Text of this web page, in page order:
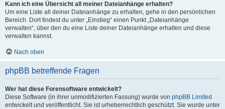
Kann ich eine Übersicht all meiner Dateianhänge erhalten?
Um eine Liste all deiner Dateianhänge zu erhalten, gehe in den persönlichen
Bereich. Dort findest du unter „Einstieg“ einen Punkt „Dateianhänge
verwalten“, über den du eine Liste deiner Dateianhänge erhalten und diese
verwalten kannst.
Nach oben
phpBB betreffende Fragen
Wer hat diese Forensoftware entwickelt?
Diese Software (in ihrer unmodifizierten Fassung) wurde von phpBB Limited
entwickelt und veröffentlicht. Sie ist urheberrechtlich geschützt. Sie wurde unter